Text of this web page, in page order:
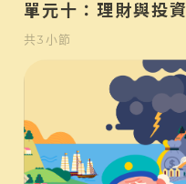
單元十：理財與投資
共3 小節